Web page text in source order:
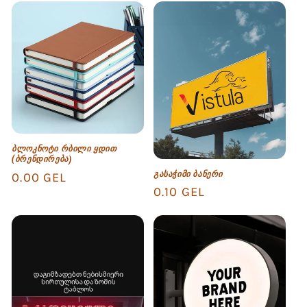
ბლოკნოტი რბილი ყდით
(ბრენდირება)
Regular
0.00 GEL გასაჭიმი ბანერი
Regular
0.10 GEL